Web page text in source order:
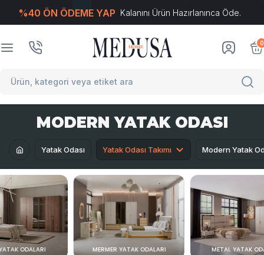
%40 ÖN ÖDEME YAP Kalanını Ürün Hazırlanınca Öde.
0
MODERN YATAK ODASI
Yatak Odası Yatak Odası Takımı Modern Yatak
ODALARI MERMER YATAK ODALARI METAL YATAK
T-Soft E-Ticaret Sistemleriyle Hazırlanmıştır.